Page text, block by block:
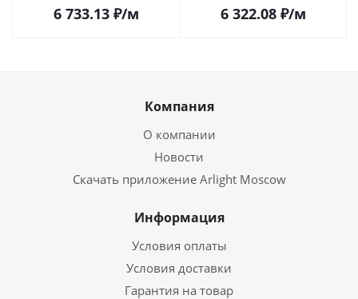
6 733.13₽/м
031431 в Саратове
6 322.08₽/м
Компания
О компании
Новости
Скачать приложение Arlight Moscow
Информация
Условия оплаты
Условия доставки
Гарантия на товар